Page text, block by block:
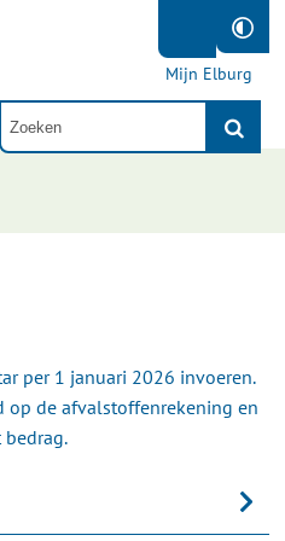
Mijn Elburg
per 1 januari 2026 invoeren.
de afvalstoffenrekening en